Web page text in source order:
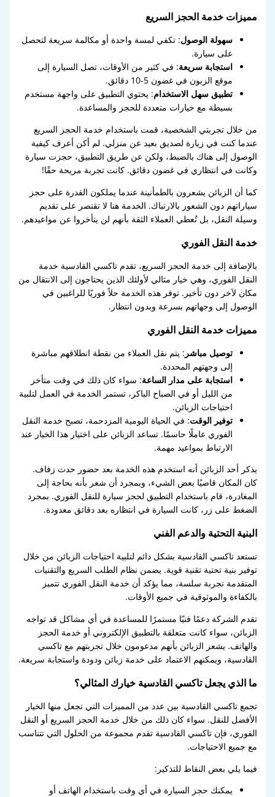
مميزات خدمة الحجز السريع
سهولة الوصول: تكفي لمسة واحدة أو مكالمة سريعة لتحصل
على سيارة.
استجابة سريعة: في كثير من الأوقات، تصل السيارة إلى
موقع الزبون في غضون 5-10 دقائق.
تطبيق سهل الاستخدام: يحتوي التطبيق على واجهة مستخدم
بسيطة مع خيارات متعددة للحجز والمساعدة.
من خلال تجربتي الشخصية، قمت باستخدام خدمة الحجز السريع
عندما كنت في زيارة لصديق بعيد عن منزلي. لم أكن أعرف كيفية
الوصول إلى هناك بالضبط، ولكن عن طريق التطبيق، حجزت سيارة
وكانت في انتظاري في غضون دقائق. كانت تجربة مريحة حقًا!
كما أن الزبائن يشعرون بالطمأنينة عندما يملكون القدرة على حجز
سياراتهم دون الشعور بالارتباك. الخدمة هنا لا تقتصر على تقديم
وسيلة النقل، بل تُعطي العملاء الثقة بأنهم لن يتأخروا عن مواعيدهم.
خدمة النقل الفوري
بالإضافة إلى خدمة الحجز السريع، تقدم تاكسي القادسية خدمة
النقل الفوري، وهي خيار مثالي لأولئك الذين يحتاجون إلى الانتقال من
مكان لآخر دون تأخير. توفر هذه الخدمة حلاً فوريًا للراغبين في
الوصول إلى وجهاتهم بسرعة وبدون انتظار.
مميزات خدمة النقل الفوري
توصيل مباشر : يتم نقل العملاء من نقطة انطلاقهم مباشرة
إلى وجهتهم المحددة.
استجابة على مدار الساعة: سواء كان ذلك في وقت متأخر
من الليل أو في الصباح الباكر، تستمر الخدمة في العمل لتلبية
احتياجات الزبائن.
توفير الوقت: في الحياة اليومية المزدحمة، تصبح خدمة النقل
الفوري عاملًا حاسمًا. تساعد الزبائن على اختيار هذا الخيار عند
الارتباط بمواعيد مهمة.
يذكر أحد الزبائن أنه استخدم هذه الخدمة بعد حضور حدث زفاف.
كان المكان قاصيًا بعض الشيء، وبمجرد أن شعر بأنه بحاجة إلى
المغادرة، قام باستخدام التطبيق لحجز سيارة للنقل الفوري. بمجرد
الضغط على زر، كانت السيارة في انتظاره بعد دقائق معدودة.
البنية التحتية والدعم الفني
تستعد تاكسي القادسية بشكل دائم لتلبية احتياجات الزبائن من خلال
توفير بنية تحتية تقنية قوية. يضمن نظام الطلب السريع والتقنيات
المتقدمة تجربة سلسة، مما يؤكد أن خدمة النقل الفوري تتميز
بالكفاءة والموثوقية في جميع الأوقات.
تقدم الشركة دعمًا فنيًا مستمرًا للمساعدة في أي مشاكل قد تواجه
الزبائن، سواء كانت متعلقة بالتطبيق الإلكتروني أو خدمة الحجز
والهاتف. يشعر الزبائن بأنهم مدعومون خلال تجربتهم مع تاكسي
القادسية، ويمكنهم الاعتماد على خدمة زبائن ودودة واستجابة سريعة.
ما الذي يجعل تاكسي القادسية خيارك المثالي؟
تجمع تاكسي القادسية بين عدد من المميزات التي تجعل منها الخيار
الأفضل للنقل. سواء كان ذلك من خلال خدمة الحجز السريع أو النقل
الفوري، فإن تاكسي القادسية تقدم مجموعة من الحلول التي تتناسب
مع جميع الاحتياجات.
فيما يلي بعض النقاط للتذكير:
يمكنك حجز السيارة في أي وقت باستخدام الهاتف أو